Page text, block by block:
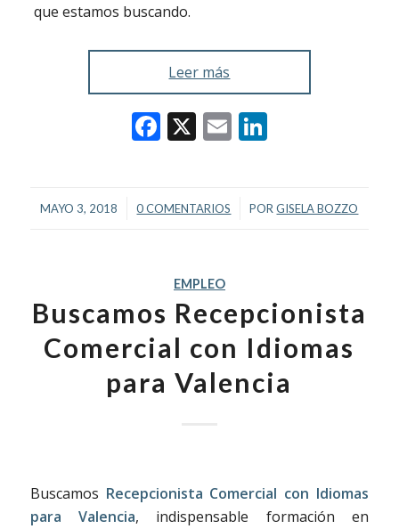
que estamos buscando.
Leer más
Facebook
X EmailLinkedIn
MAYO 3, 2018
/ 0 COMENTARIOS
/ PORGISELA BOZZO
EMPLEO
Buscamos Recepcionista
Comercial con Idiomas
para Valencia
Buscamos Recepcionista Comercial con Idiomas
para Valencia, indispensable formación en